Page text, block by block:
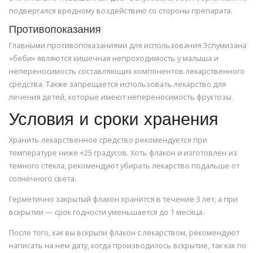
подвергался вредному воздействию со стороны препарата.
Противопоказания
Главными противопоказаниями для использования Эспумизана
«беби» являются кишечная непроходимость у малыша и
непереносимость составляющих компонентов лекарственного
средства. Также запрещается использовать лекарство для
лечения детей, которые имеют непереносимость фруктозы.
Условия и сроки хранения
Хранить лекарственное средство рекомендуется при
температуре ниже +25 градусов. Хоть флакон и изготовлен из
темного стекла, рекомендуют убирать лекарство подальше от
солнечного света.
Герметично закрытый флакон хранится в течение 3 лет, а при
вскрытии — срок годности уменьшается до 1 месяца.
После того, как вы вскрыли флакон с лекарством, рекомендуют
написать на нем дату, когда производилось вскрытие, так как по